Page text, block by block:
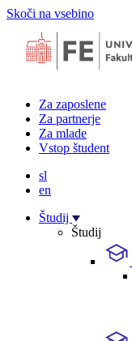
Skoči na vsebino
Za zaposlene
Za partnerje
Za mlade
Vstop študent
sl
en
Študij
Študij